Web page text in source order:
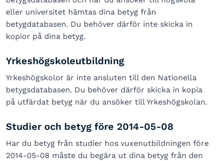
eller universitet hämtas dina betyg från
betygdatabasen. Du behöver därför inte skicka in
kopior på dina betyg.
Yrkeshögskoleutbildning
Yrkeshögskolor är inte ansluten till den Nationella
betygsdatabasen. Du behöver därför skicka in kopia
på utfärdat betyg när du ansöker till Yrkeshögskolan.
Studier och betyg före 2014-05-08
Har du betyg från studier hos vuxenutbildningen före
2014-05-08 måste du begära ut dina betyg från den